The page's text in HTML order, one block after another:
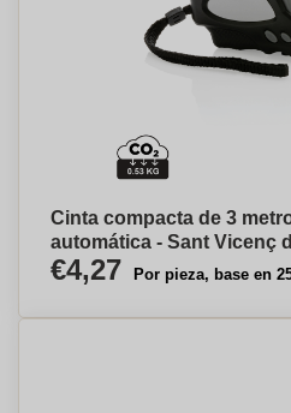
Cinta compacta de 3
automática - Sant Vicenç
€4,27 Por pieza, base en